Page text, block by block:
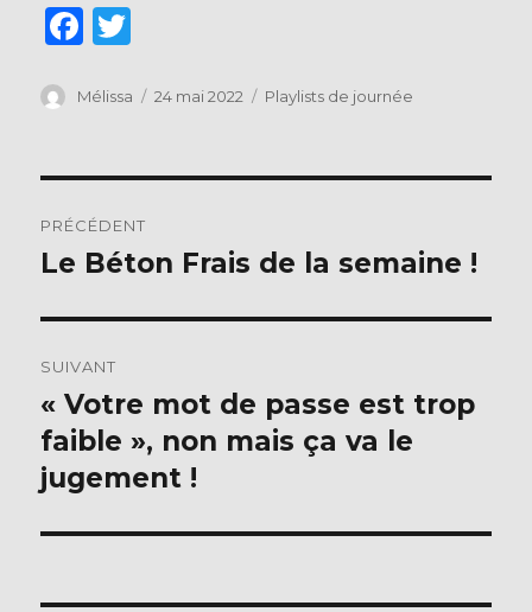
F
c
b
o
o
it
r
Auteur
Mélissa
Publié
24 mai 2022 Catégories
Playlists de journée
de
PRÉCÉDENT
Publication
Le Béton Frais de la semaine !
SUIVANT
Publication
suivante :
« Votre mot de passe est trop
faible », non mais ça va le
jugement !